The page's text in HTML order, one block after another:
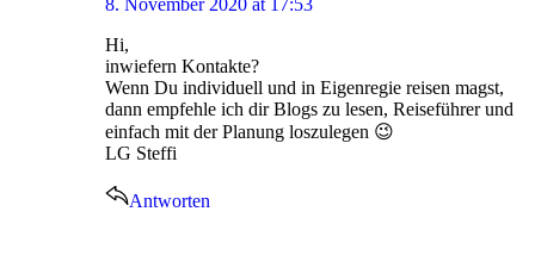
8. November 2020 at 17:53
Hi,
inwiefern Kontakte?
Wenn Du individuell und in Eigenregie reisen magst,
dann empfehle ich dir Blogs zu lesen, Reiseführer und
einfach mit der Planung loszulegen 😉
LG Steffi
Antworten